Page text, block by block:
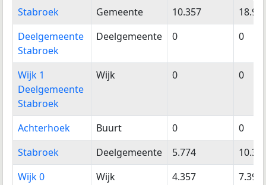
Regionaam
Soort regio
#
Adressen
#
Stabroek Gemeente 10.357
Deelgemeente
Stabroek
Deelgemeente 0 0
Wijk 1
Deelgemeente
Stabroek
Wijk 0 0
Achterhoek Buurt 0
0
Stabroek
Deelgemeente 5.774
Wijk 0
Wijk 4.357 7.391